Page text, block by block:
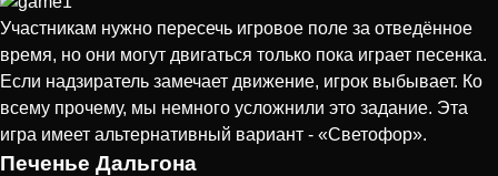
Участникам нужно пересечь игровое поле за отведённое
время, но они могут двигаться только пока играет песенка.
Если надзиратель замечает движение, игрок выбывает. Ко
всему прочему, мы немного усложнили это задание. Эта
игра имеет альтернативный вариант - «Светофор».
Печенье Дальгона